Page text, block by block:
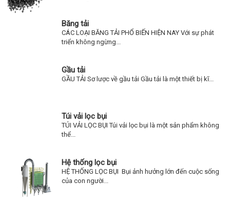
Băng tải
CÁC LOẠI BĂNG TẢI PHỔ BIẾN HIỆN NAY Với sự phát
triển không ngừng...
Gầu tải
GẦU TẢI Sơ lược về gầu tải Gầu tải là một thiết bị kĩ...
Túi vải lọc bụi
TÚI VẢI LỌC BỤI Túi vải lọc bụi là một sản phẩm không
thể...
Hệ thống lọc bụi
HỆ THỐNG LỌC BỤI Bụi ảnh hưởng lớn đến cuộc sống
của con người...